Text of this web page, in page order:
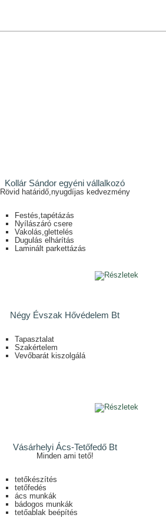
Kollár Sándor egyéni vállalkozó
Rövid határidő,nyugdíjas kedvezmény
Festés,tapétázás
Nyílászáró csere
Vakolás,glettelés
Dugulás elhárítás
Laminált parkettázás
Négy Évszak Hővédelem Bt
Tapasztalat
Szakértelem
Vevőbarát kiszolgálá
Vásárhelyi Ács-Tetőfedő Bt
Minden ami tető!
tetőkészítés
tetőfedés
ács munkák
bádogos munkák
tetőablak beépítés